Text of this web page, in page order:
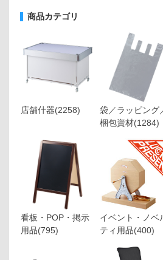
商品カテゴリ
店舗什器(2258)
袋／ラッピング
梱包資材(1284)
看板・POP・掲示
用品(795)
イベント・ノベ
ティ用品(400)